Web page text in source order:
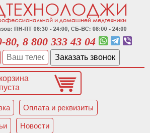
80, 8 800 333 43 04
корзина
пуста
Оплата и реквизиты
Новости